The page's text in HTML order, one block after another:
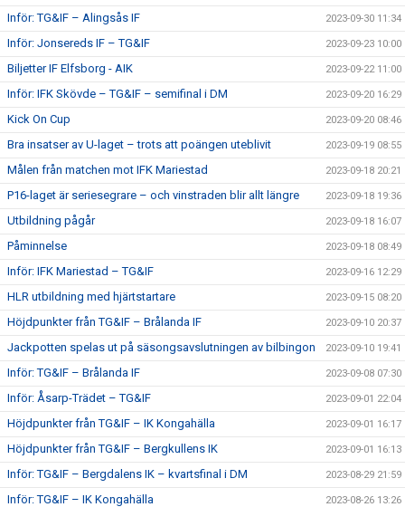
Inför: TG&IF – Alingsås IF 2023-09-30 11:34
Inför: Jonsereds IF – TG&IF 2023-09-23 10:00
Biljetter IF Elfsborg - AIK 2023-09-22 11:00
Inför: IFK Skövde – TG&IF – semifinal i DM 2023-09-20 16:29
Kick On Cup 2023-09-20 08:46
Bra insatser av U-laget – trots att poängen uteblivit 2023-09-19 08:55
Målen från matchen mot IFK Mariestad 2023-09-18 20:21
P16-laget är seriesegrare – och vinstraden blir allt längre 2023-09-18 19:36
Utbildning pågår 2023-09-18 16:07
Påminnelse 2023-09-18 08:49
Inför: IFK Mariestad – TG&IF 2023-09-16 12:29
HLR utbildning med hjärtstartare 2023-09-15 08:20
Höjdpunkter från TG&IF – Brålanda IF 2023-09-10 20:37
Jackpotten spelas ut på säsongsavslutningen av bilbingon 2023-09-10 19:41
Inför: TG&IF – Brålanda IF 2023-09-08 07:30
Inför: Åsarp-Trädet – TG&IF 2023-09-01 22:04
Höjdpunkter från TG&IF – IK Kongahälla 2023-09-01 16:17
Höjdpunkter från TG&IF – Bergkullens IK 2023-09-01 16:13
Inför: TG&IF – Bergdalens IK – kvartsfinal i DM 2023-08-29 21:59
Inför: TG&IF – IK Kongahälla 2023-08-26 13:26